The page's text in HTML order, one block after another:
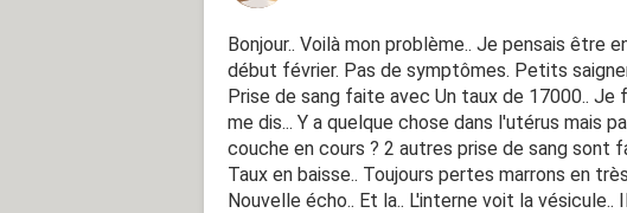
Bonjour.. Voilà mon problème.. Je pensais être
début février. Pas de symptômes. Petits
Prise de sang faite avec Un taux de 17000..
me dis... Y a quelque chose dans l'utérus mais
couche en cours ? 2 autres prise de sang sont
Taux en baisse.. Toujours pertes marrons en
Nouvelle écho.. Et la.. L'interne voit la